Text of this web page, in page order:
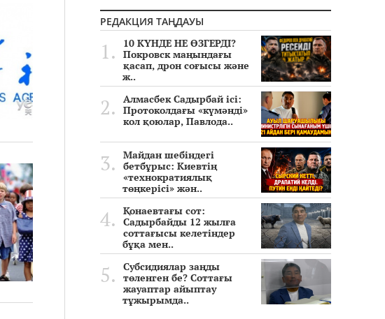
РЕДАКЦИЯ ТАҢДАУЫ
10 КҮНДЕ НЕ ӨЗГЕРДІ?
Покровск маңындағы
қасап, дрон соғысы және
ж..
Алмасбек Садырбай ісі:
Протоколдағы «күмәнді»
кол қоюлар, Павлода..
Майдан шебіндегі
бетбұрыс: Киевтің
«технократиялық
төңкерісі» жән..
Қонаевтағы сот:
Садырбайды 12 жылға
соттағысы келетіндер
бұқа мен..
Субсидиялар заңды
төленген бе? Соттағы
жауаптар айыптау
тұжырымда..